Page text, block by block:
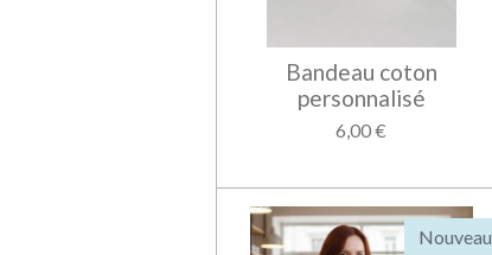
Bandeau coton
personnalisé
6,00 €
Nouveau